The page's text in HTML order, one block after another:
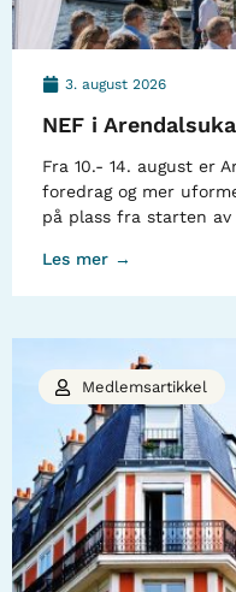
3. august 2026
NEF i
Fra 10.- 14. august er
foredrag og mer
på plass fra starten
Les mer →
Medlemsartikkel